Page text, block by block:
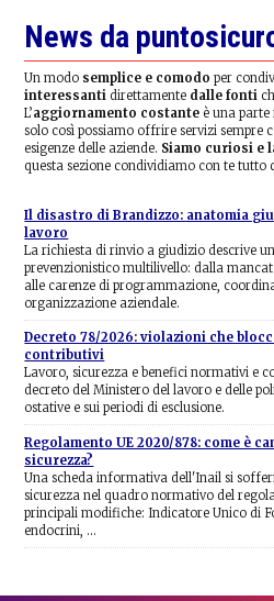
News da
Un modo semplice e comodo per
interessanti direttamente dalle fonti
L’aggiornamento costante è una
solo così possiamo offrire servizi sempre
esigenze delle aziende. Siamo curiosi e
questa sezione condividiamo con te tutto
Il disastro di Brandizzo: anatomia
lavoro
La richiesta di rinvio a giudizio descrive
prevenzionistico multilivello: dalla
alle carenze di programmazione,
organizzazione aziendale.
Decreto 78/2026: violazioni che
contributivi
Lavoro, sicurezza e benefici normativi e
decreto del Ministero del lavoro e delle
ostative e sui periodi di esclusione.
Regolamento UE 2020/878: come è
sicurezza?
Una scheda informativa dell'Inail si
sicurezza nel quadro normativo del
principali modifiche: Indicatore Unico di
endocrini, …